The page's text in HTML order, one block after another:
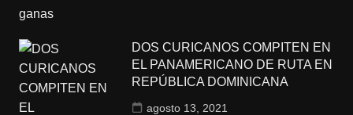
DOS CURICANOS COMPITEN EN
EL PANAMERICANO DE RUTA EN
REPÚBLICA DOMINICANA
agosto 13, 2021